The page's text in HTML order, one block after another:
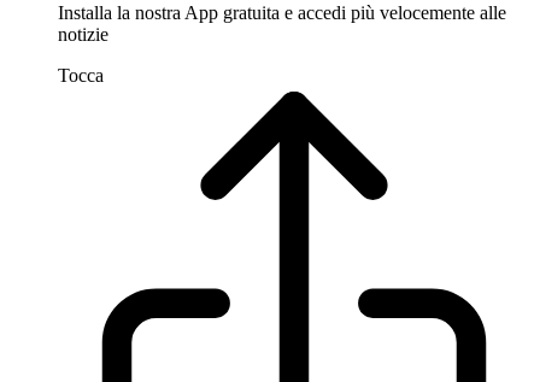
Installa la nostra App gratuita e accedi più velocemente alle
notizie
Tocca